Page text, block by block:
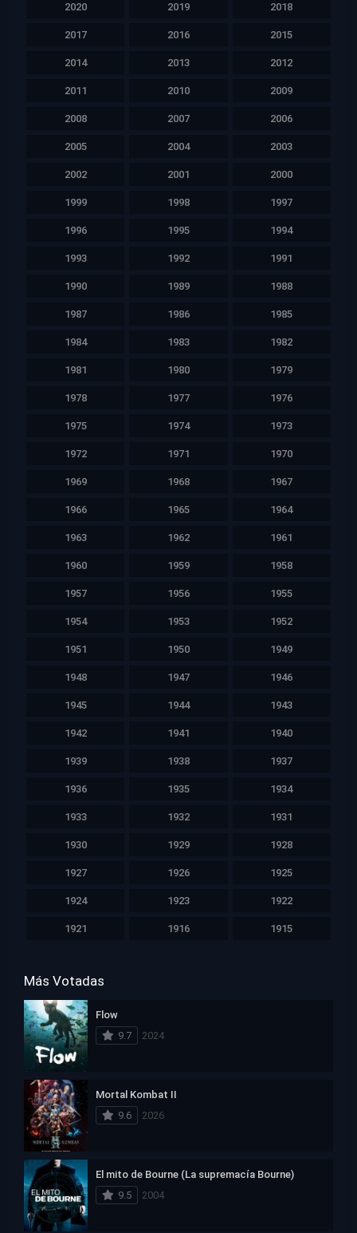
2020 2019 2018
2017 2016 2015
2014 2013 2012
2011 2010 2009
2008 2007 2006
2005 2004 2003
2002 2001 2000
1999 1998 1997
1996 1995 1994
1993 1992 1991
1990 1989 1988
1987 1986 1985
1984 1983 1982
1981 1980 1979
1978 1977 1976
1975 1974 1973
1972 1971 1970
1969 1968 1967
1966 1965 1964
1963 1962 1961
1960 1959 1958
1957 1956 1955
1954 1953 1952
1951 1950 1949
1948 1947 1946
1945 1944 1943
1942 1941 1940
1939 1938 1937
1936 1935 1934
1933 1932 1931
1930 1929 1928
1927 1926 1925
1924 1923 1922
1921 1916 1915
Más Votadas
Flow
9.7
2024
Mortal Kombat II
9.6
2026
El mito de Bourne (La supremacía Bourne)
9.5
2004